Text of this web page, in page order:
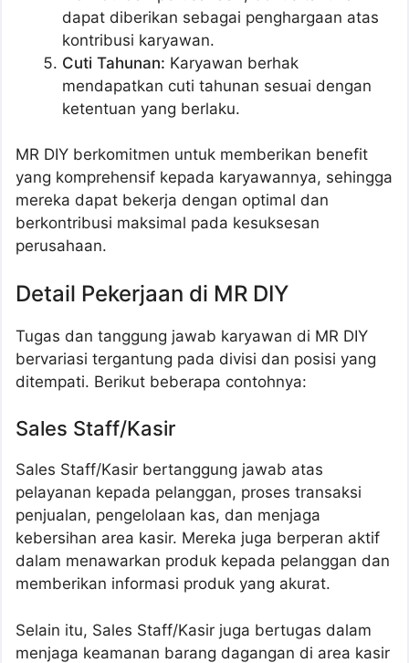
dapat diberikan sebagai penghargaan atas
kontribusi karyawan.
Cuti Tahunan: Karyawan berhak
mendapatkan cuti tahunan sesuai dengan
ketentuan yang berlaku.
MR DIY berkomitmen untuk memberikan benefit
yang komprehensif kepada karyawannya, sehingga
mereka dapat bekerja dengan optimal dan
berkontribusi maksimal pada kesuksesan
perusahaan.
Detail Pekerjaan di MR DIY
Tugas dan tanggung jawab karyawan di MR DIY
bervariasi tergantung pada divisi dan posisi yang
ditempati. Berikut beberapa contohnya:
Sales Staff/Kasir
Sales Staff/Kasir bertanggung jawab atas
pelayanan kepada pelanggan, proses transaksi
penjualan, pengelolaan kas, dan menjaga
kebersihan area kasir. Mereka juga berperan aktif
dalam menawarkan produk kepada pelanggan dan
memberikan informasi produk yang akurat.
Selain itu, Sales Staff/Kasir juga bertugas dalam
menjaga keamanan barang dagangan di area kasir